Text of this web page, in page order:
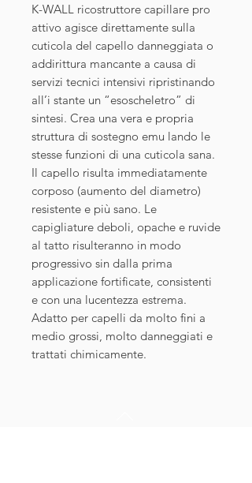
K-WALL ricostruttore capillare pro
attivo agisce direttamente sulla
cuticola del capello danneggiata o
addirittura mancante a causa di
servizi tecnici intensivi ripristinando
all’i stante un “esoscheletro” di
sintesi. Crea una vera e propria
struttura di sostegno emu lando le
stesse funzioni di una cuticola sana.
Il capello risulta immediatamente
corposo (aumento del diametro)
resistente e più sano. Le
capigliature deboli, opache e ruvide
al tatto risulteranno in modo
progressivo sin dalla prima
applicazione fortificate, consistenti
e con una lucentezza estrema.
Adatto per capelli da molto fini a
medio grossi, molto danneggiati e
trattati chimicamente.